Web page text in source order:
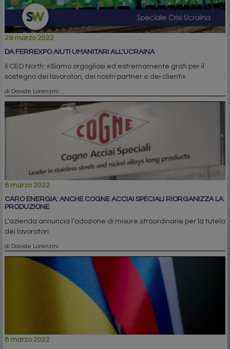
29 marzo 2022
DA FERREXPO AIUTI UMANITARI ALL'UCRAINA
Il CEO North: «Siamo orgogliosi ed estremamente grati per il
sostegno dei lavoratori, dei nostri partner e dei clienti»
di Davide Lorenzini
8 marzo 2022
CARO ENERGIA: ANCHE COGNE ACCIAI SPECIALI RIORGANIZZA LA
PRODUZIONE
L’azienda annuncia l’adozione di misure straordinarie per la tutela
dei lavoratori
di Davide Lorenzini
8 marzo 2022